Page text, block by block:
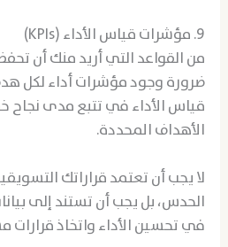
9. مؤشرات قياس الأداء (KPIs)
من القواعد التي أريد منك أن
ضرورة وجود مؤشرات أداء لكل
قياس الأداء في تتبع مدى
الأهداف المحددة.
لا يجب أن تعتمد قراراتك
الحدس، بل يجب أن تستند إلى
في تحسين الأداء واتخاذ